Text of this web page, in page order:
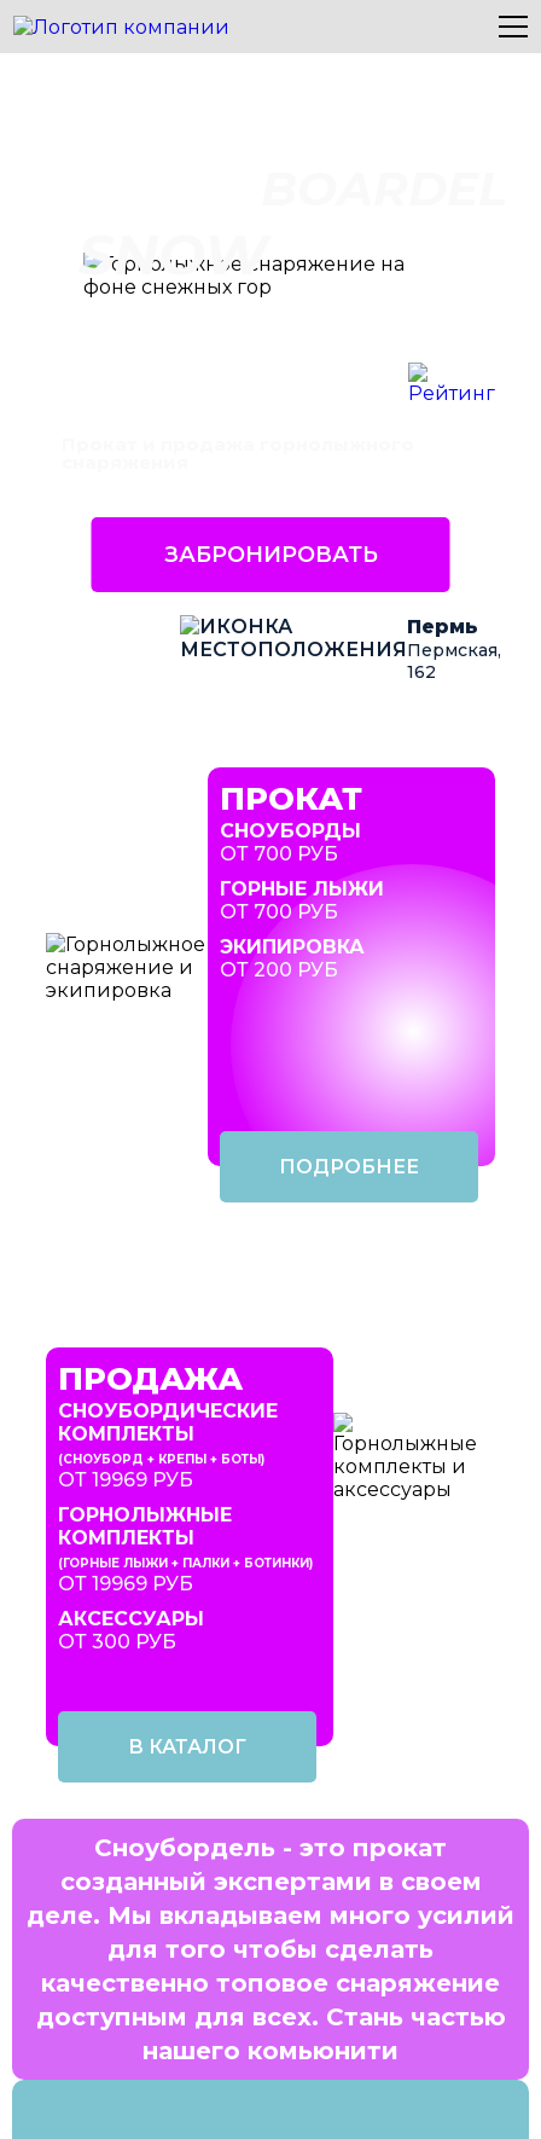
SNOW
ЗАБРОНИРОВАТЬ
Пермь
Пермская,
162
ПРОКАТ
СНОУБОРДЫ
ОТ 700 РУБ
ГОРНЫЕ ЛЫЖИ
ОТ 700 РУБ
ЭКИПИРОВКА
ОТ 200 РУБ
ПОДРОБНЕЕ
ПРОДАЖА
СНОУБОРДИЧЕСКИЕ
КОМПЛЕКТЫ
(СНОУБОРД + КРЕПЫ + БОТЫ)
ОТ 19969 РУБ
ГОРНОЛЫЖНЫЕ
КОМПЛЕКТЫ
(ГОРНЫЕ ЛЫЖИ + ПАЛКИ + БОТИНКИ)
ОТ 19969 РУБ
АКСЕССУАРЫ
ОТ 300 РУБ
В КАТАЛОГ
Сноубордель - это прокат
созданный экспертами в своем
деле. Мы вкладываем много усилий
для того чтобы сделать
качественно топовое снаряжение
доступным для всех. Стань частью
нашего комьюнити